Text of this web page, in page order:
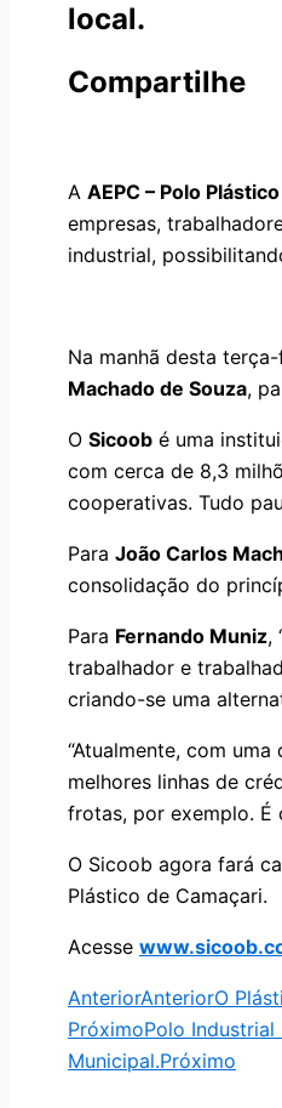
local.
Compartilhe
A AEPC – Polo Plástico
empresas,
industrial,
Na manhã desta
Machado de Souza,
O Sicoob é uma
com cerca de 8,3
cooperativas. Tudo
Para João Carlos
consolidação do
Para Fernando Muniz,
trabalhador e
criando-se uma
“Atualmente, com
melhores linhas de
frotas, por exemplo. É
O Sicoob agora fará
Plástico de Camaçari.
Acesse
AnteriorAnteriorO
PróximoPolo
Municipal.Próximo